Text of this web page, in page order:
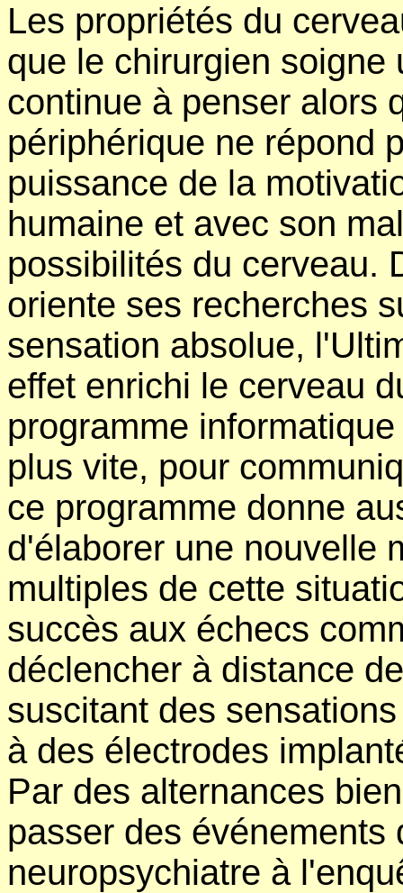
Les propriétés du
que le chirurgien soigne
continue à penser alors
périphérique ne répond
puissance de la
humaine et avec son
possibilités du cerveau.
oriente ses recherches
sensation absolue,
effet enrichi le cerveau
programme
plus vite, pour
ce programme donne
d'élaborer une nouvelle
multiples de cette
succès aux échecs
déclencher à distance
suscitant des
à des électrodes
Par des alternances
passer des
neuropsychiatre à